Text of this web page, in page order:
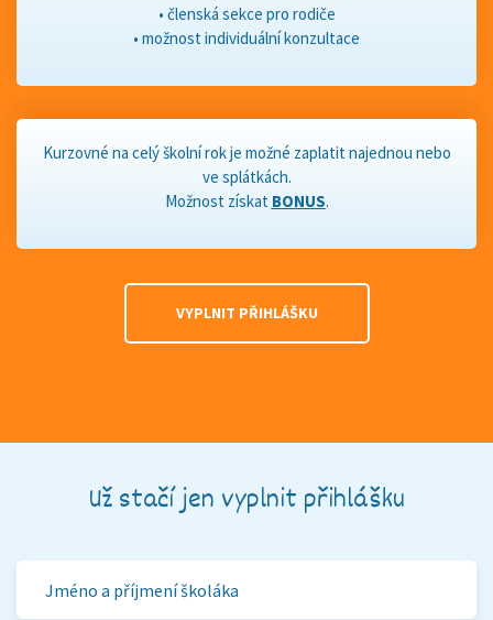
• členská sekce pro rodiče
• možnost individuální konzultace
Kurzovné na celý školní rok je možné zaplatit najednou nebo
ve splátkách.
Možnost získat BONUS.
VYPLNIT PŘIHLÁŠKU
Už stačí jen vyplnit přihlášku